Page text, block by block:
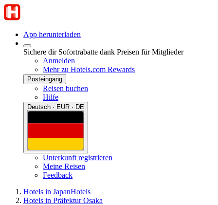
App herunterladen
Sichere dir Sofortrabatte dank Preisen für Mitglieder
Anmelden
Mehr zu Hotels.com Rewards
Posteingang
Reisen buchen
Hilfe
Deutsch · EUR · DE
Unterkunft registrieren
Meine Reisen
Feedback
Hotels in JapanHotels
Hotels in Präfektur Osaka